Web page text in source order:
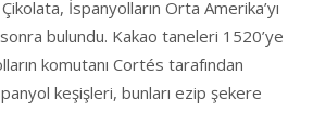
Çikolata, İspanyolların Orta Amerika’yı
bulundu. Kakao taneleri 1520’ye
komutanı Cortés tarafından
keşişleri, bunları ezip şekere